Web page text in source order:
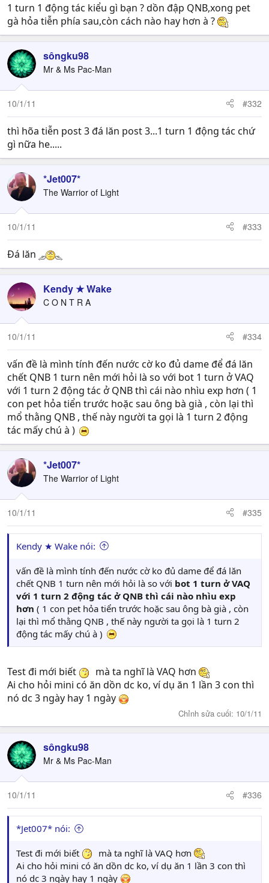
1 turn 1 động tác kiểu gì bạn ? dồn đập QNB,xong pet
gà hỏa tiễn phía sau,còn cách nào hay hơn à ?
sôngku98
Mr & Ms Pac-Man
10/1/11 #332
thì hõa tiễn post 3 đá lăn post 3...1 turn 1 động tác chứ
gì nữa he.....
*Jet007*
The Warrior of Light
10/1/11 #333
Đá lăn
Kendy ★ Wake
C O N T R A
10/1/11 #334
vấn đề là mình tính đến nước cờ ko đủ dame để đá lăn
chết QNB 1 turn nên mới hỏi là so với bot 1 turn ở VAQ
với 1 turn 2 động tác ở QNB thì cái nào nhìu exp hơn ( 1
con pet hỏa tiển trước hoặc sau ông bà già , còn lại thì
mổ thằng QNB , thế này người ta gọi là 1 turn 2 động
tác mấy chú à )
*Jet007*
The Warrior of Light
10/1/11 #335
Kendy ★ Wake nói:
vấn đề là mình tính đến nước cờ ko đủ dame để đá lăn
chết QNB 1 turn nên mới hỏi là so với bot 1 turn ở VAQ
với 1 turn 2 động tác ở QNB thì cái nào nhìu exp
hơn ( 1 con pet hỏa tiển trước hoặc sau ông bà già , còn
lại thì mổ thằng QNB , thế này người ta gọi là 1 turn 2
động tác mấy chú à )
Test đi mới biết
mà ta nghĩ là VAQ hơn
Ai cho hỏi mini có ăn dồn dc ko, ví dụ ăn 1 lần 3 con thì
nó dc 3 ngày hay 1 ngày
Chỉnh sửa cuối: 10/1/11
sôngku98
Mr & Ms Pac-Man
10/1/11 #336
*Jet007* nói:
Test đi mới biết
mà ta nghĩ là VAQ hơn
Ai cho hỏi mini có ăn dồn dc ko, ví dụ ăn 1 lần 3 con thì
nó dc 3 ngày hay 1 ngày